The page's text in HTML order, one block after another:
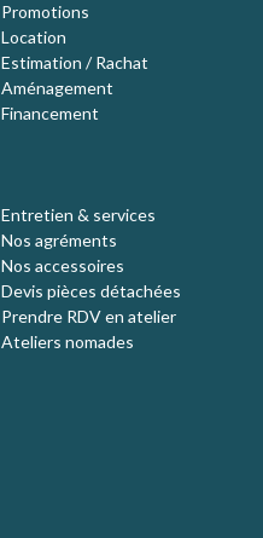
Promotions
Location
Estimation / Rachat
Aménagement
Financement
Entretien & services
Nos agréments
Nos accessoires
Devis pièces détachées
Prendre RDV en atelier
Ateliers nomades